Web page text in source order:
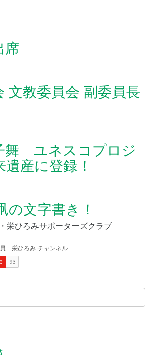
席
文教委員会 副委員長
舞 ユネスコプロジ
産に登録！
の文字書き！
栄ひろみサポーターズクラブ